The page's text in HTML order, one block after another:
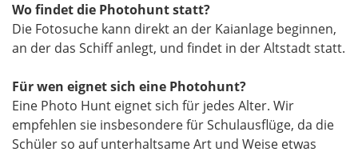
Wo findet die Photohunt statt?
Die Fotosuche kann direkt an der Kaianlage beginnen,
an der das Schiff anlegt, und findet in der Altstadt statt.
Für wen eignet sich eine Photohunt?
Eine Photo Hunt eignet sich für jedes Alter. Wir
empfehlen sie insbesondere für Schulausflüge, da die
Schüler so auf unterhaltsame Art und Weise etwas